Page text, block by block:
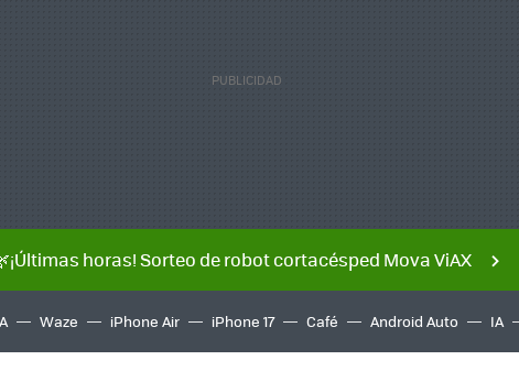
horas! Sorteo de robot cortacésped Mova ViAX
Waze iPhone Air iPhone 17 Café Android Auto IA